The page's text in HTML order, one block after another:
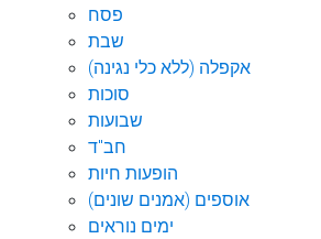
פסח
שבת
אקפלה (ללא כלי נגינה)
סוכות
שבועות
חב"ד
הופעות חיות
אוספים (אמנים שונים)
ימים נוראים